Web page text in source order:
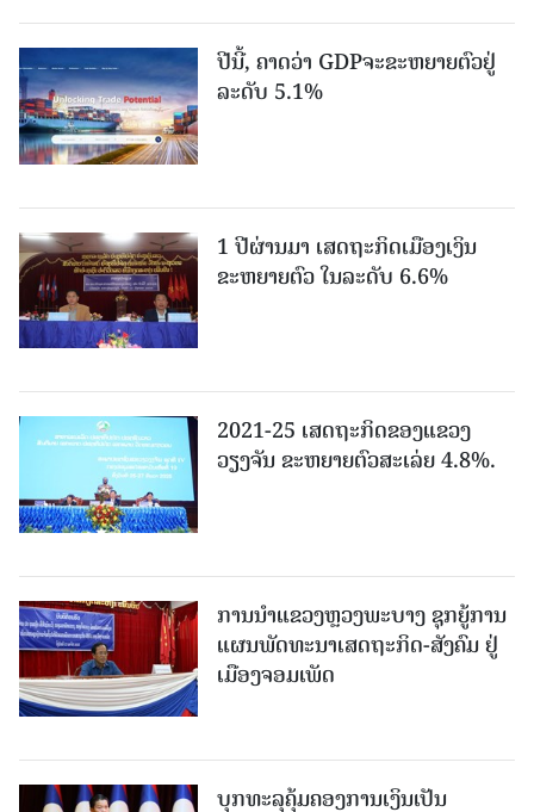
ປີນີ້, ຄາດວ່າ GDPຈະຂະຫຍາຍຕົວຢູ່
ລະດັບ 5.1%
1 ປີຜ່ານມາ ເສດຖະກິດເມືອງເງິນ
ຂະຫຍາຍຕົວ ໃນລະດັບ 6.6%
2021-25 ເສດຖະກິດຂອງແຂວງ
ວຽງຈັນ ຂະຫຍາຍຕົວສະເລ່ຍ 4.8%.
ການນຳແຂວງຫຼວງພະບາງ ຊຸກຍູ້ການ
ແຜນພັດທະນາເສດຖະກິດ-ສັງຄົມ ຢູ່
ເມືອງຈອມເພັດ
ບຸກທະລຸຄຸ້ມຄອງການເງິນເປັນ